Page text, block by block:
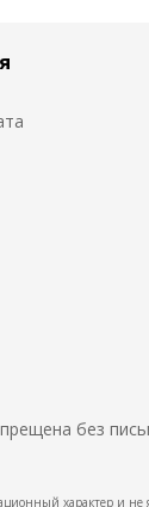
без
характер и не